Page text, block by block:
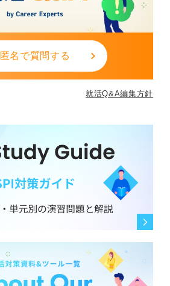
匿名で質問する
就活Q&A編集方針